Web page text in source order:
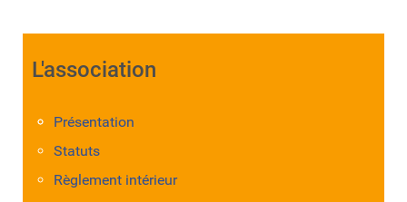
L'association
Présentation
Statuts
Règlement intérieur